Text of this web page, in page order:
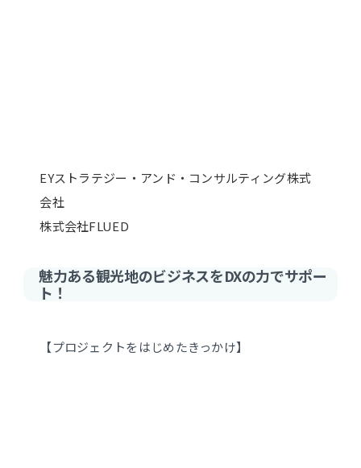
EYストラテジー・アンド・コンサルティング株式
会社
株式会社FLUED
魅力ある観光地のビジネスをDXの力でサポー
ト！
【プロジェクトをはじめたきっかけ】